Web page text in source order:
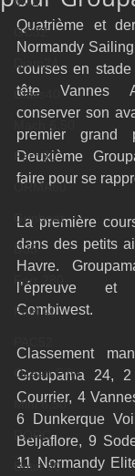
GC32
Diam24
Class40
Farr 30
ORMA60
Gunboat
D35
Farr 280
Fast 40
Ocean Fifty
Mini 6.50
RORC
Botin 80
Quatrième et
Normandy
courses en
tête Vannes
conserver son
premier
Deuxième
faire pour se
La première
dans des petits
Havre.
l’épreuve et
Combiwest.
Classement
Groupama 24,
Courrier, 4
6 Dunkerque
Beijaflore, 9
11 Normandy